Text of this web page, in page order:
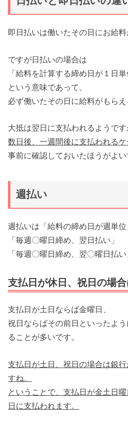
即日払いは働いたその日にお給料
ですが日払いの場合は
「給料を計算する締め日が１日単
という意味であって、
必ず働いたその日に給料がもらえ
大抵は翌日に支払われるようで
数日後、一週間後に支払われる
事前に確認しておいたほうがよい
週払い
週払いは「給料の締め日が週単位
「毎週〇曜日締め、翌日払い」
「毎週〇曜日締め、翌〇曜日払
支払日が休日、祝日の場
支払日が土日ならば金曜日、
祝日ならばその前日といったよ
ることが多いです。
支払日が土日、祝日の場合は銀
すね。
ということで、支払日が金土日
日に支払われます。